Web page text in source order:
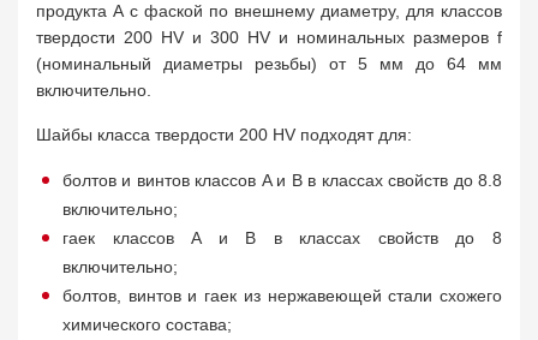
продукта A с фаской по внешнему диаметру, для классов
твердости 200 HV и 300 HV и номинальных размеров f
(номинальный диаметры резьбы) от 5 мм до 64 мм
включительно.
Шайбы класса твердости 200 HV подходят для:
болтов и винтов классов A и B в классах свойств до 8.8
включительно;
гаек классов A и B в классах свойств до 8
включительно;
болтов, винтов и гаек из нержавеющей стали схожего
химического состава;